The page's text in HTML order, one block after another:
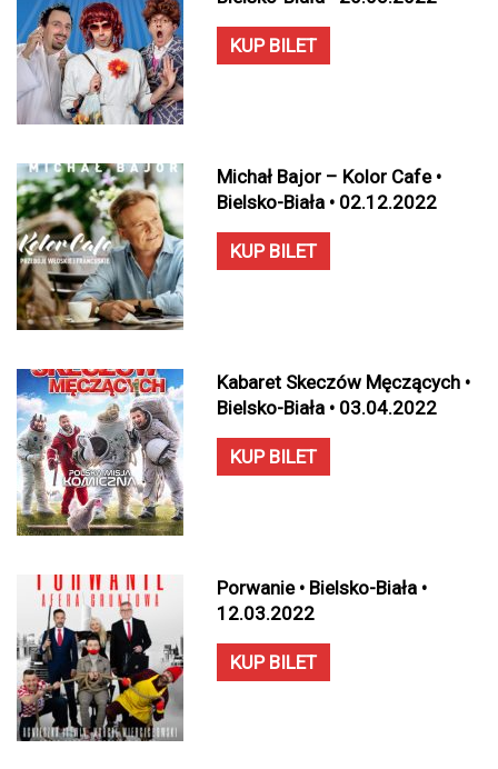
KUP BILET
Michał Bajor – Kolor Cafe •
Bielsko-Biała • 02.12.2022
KUP BILET
Kabaret Skeczów Męczących •
Bielsko-Biała • 03.04.2022
KUP BILET
Porwanie • Bielsko-Biała •
12.03.2022
KUP BILET